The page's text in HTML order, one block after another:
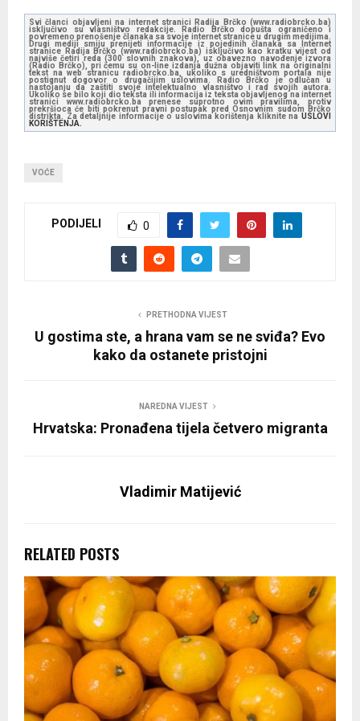
Svi članci objavljeni na internet stranici Radija Brčko (www.radiobrcko.ba)
isključivo su vlasništvo redakcije. Radio Brčko dopušta ograničeno i
povremeno prenošenje članaka sa svoje internet stranice u drugim medijima.
Drugi mediji smiju prenijeti informacije iz pojedinih članaka sa Internet
stranice Radija Brčko (www.radiobrcko.ba) isključivo kao kratku vijest od
najviše četiri reda (300 slovnih znakova), uz obavezno navođenje izvora
(Radio Brčko), pri čemu su on-line izdanja dužna objaviti link na originalni
tekst na web stranicu radiobrcko.ba, ukoliko s uredništvom portala nije
postignut dogovor o drugačijim uslovima. Radio Brčko je odlučan u
nastojanju da zaštiti svoje intelektualno vlasništvo i rad svojih autora.
Ukoliko se bilo koji dio teksta ili informacija iz teksta objavljenog na internet
stranici www.radiobrcko.ba prenese suprotno ovim pravilima, protiv
prekršioca će biti pokrenut pravni postupak pred Osnovnim sudom Brčko
distrikta. Za detaljnije informacije o uslovima korištenja kliknite na USLOVI
KORIŠTENJA.
VOĆE
PODIJELI 0
PRETHODNA VIJEST
U gostima ste, a hrana vam se ne sviđa? Evo
kako da ostanete pristojni
NAREDNA VIJEST
Hrvatska: Pronađena tijela četvero migranta
Vladimir Matijević
RELATED POSTS